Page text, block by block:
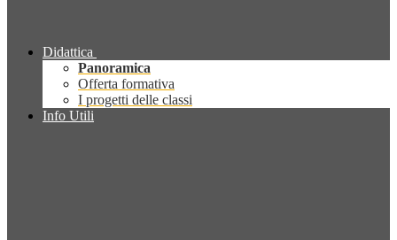
Didattica
Panoramica
Offerta formativa
I progetti delle classi
Info Utili